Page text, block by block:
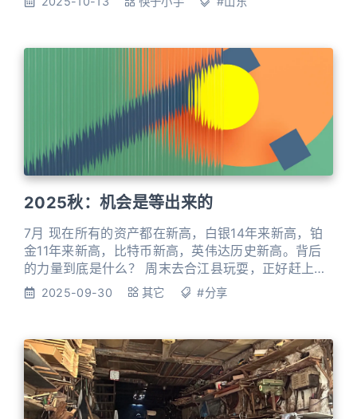
由于生活在内地，享受着母亲河的恩惠，但是却未能
之年要尽量去看看。高原的海拔和偏僻的交通，对发
祥地的向往只能成为奢望，然而归宿地周边的大平原
则成为可行的选择。国庆长假终于有
2025秋：机会是等出来的
7月 现在所有的资产都在新高，白银14年来新高，铂
金11年来新高，比特币新高，英伟达历史新高。背后
的力量到底是什么？ 周末去合江县玩耍，正好赶上那
里荔枝上市，热闹又好吃，相比之下我还是喜欢有点
儿酸味的品种，纯甜的荔枝吃点就腻了。在合江县吃
看，京城各部门之间踢皮球、任务层层加码、官吏贪
墨横行都是在讽刺当今啊！ 根据美国国会预算办公室
的数据，美国政府在202
2025-09-30 其它 #分享